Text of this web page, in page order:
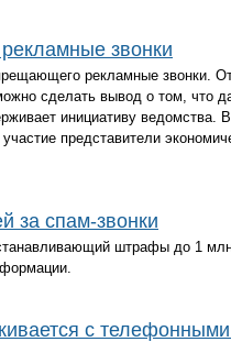
звонки
рекламные звонки.
сделать вывод о том, что
инициативу ведомства.
представители
за спам-звонки
штрафы до 1
с